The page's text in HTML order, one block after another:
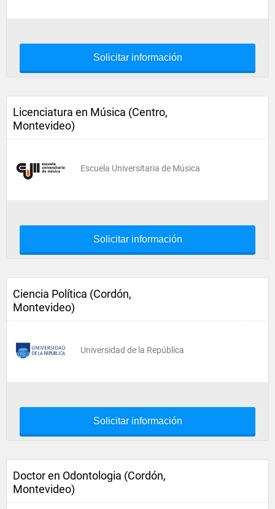
Solicitar información
Licenciatura en Música (Centro,
Montevideo)
Escuela Universitaria de Música
Solicitar información
Ciencia Política (Cordón,
Montevideo)
Universidad de la República
Solicitar información
Doctor en Odontologia (Cordón,
Montevideo)